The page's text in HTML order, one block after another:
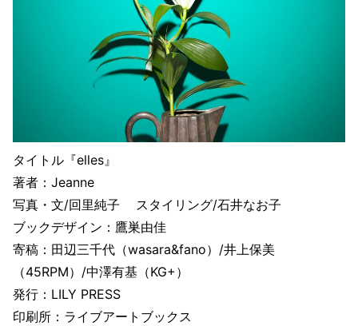
タイトル『elles』
著者：Jeanne
写真・文/回里純子 スタイリング/石井なお子
ブックデザイン：鷹巣由佳
寄稿：田辺三千代（wasara&fano）/井上保美
（45RPM）/中澤有基（KG+）
発行：LILY PRESS
印刷所：ライブアートブックス